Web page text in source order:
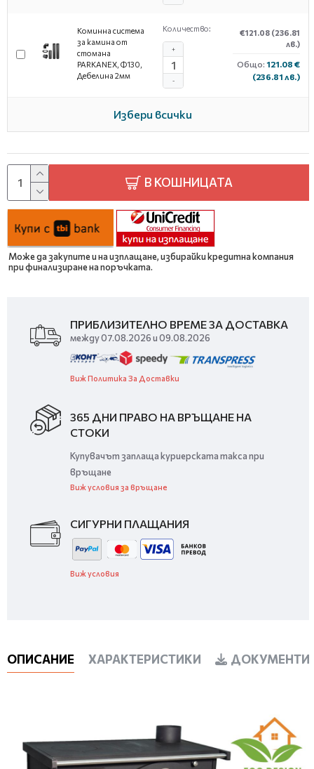
Коминна система
за камина от
стомана
PARKANEX, Ф130,
Дебелина 2мм
Количество:
-
+
€121.08 (236.81
лв.)
Общо: 121.08 €
(236.81 лв.)
Избери всички
В КОШНИЦАТА
Може да закупите и на изплащане, избирайки кредитна компания
при финализиране на поръчката.
ПРИБЛИЗИТЕЛНО ВРЕМЕ ЗА ДОСТАВКА
между 07.08.2026 и 09.08.2026
Виж Политика За Доставки
365 ДНИ ПРАВО НА ВРЪЩАНЕ НА
СТОКИ
Купувачът заплаща куриерската такса при
връщане
Виж условия за връщане
СИГУРНИ ПЛАЩАНИЯ
Виж условия
ОПИСАНИЕ ХАРАКТЕРИСТИКИ ДОКУМЕНТИ